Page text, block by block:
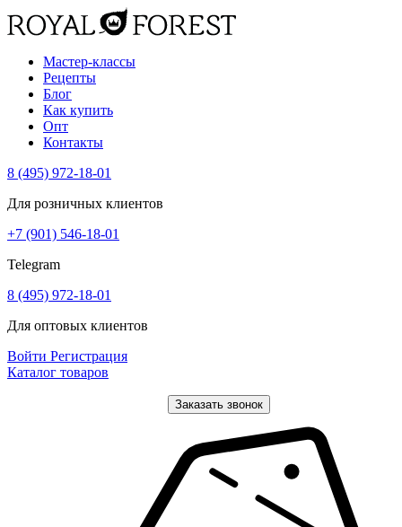
Мастер-классы
Рецепты
Блог
Как купить
Опт
Контакты
8 (495) 972-18-01
Для розничных клиентов
+7 (901) 546-18-01
Telegram
8 (495) 972-18-01
Для оптовых клиентов
Войти Регистрация
Каталог товаров
Заказать звонок